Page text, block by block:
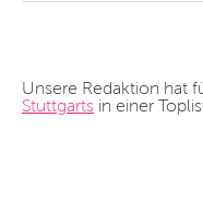
Unsere Redaktion hat
Stuttgarts in einer